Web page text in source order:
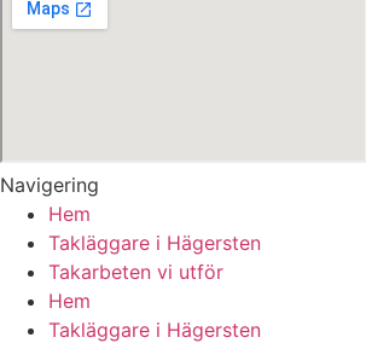
Navigering
Hem
Takläggare i Hägersten
Takarbeten vi utför
Hem
Takläggare i Hägersten